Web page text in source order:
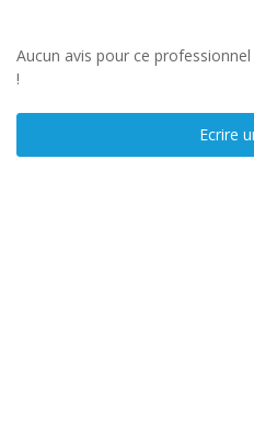
Aucun avis pour ce
!
Ecrire